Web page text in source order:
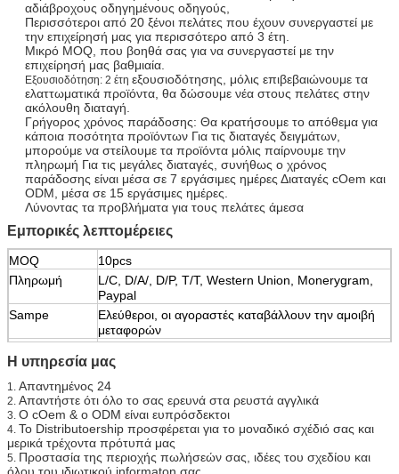
αδιάβροχους οδηγημένους οδηγούς,
Περισσότεροι από 20 ξένοι πελάτες που έχουν συνεργαστεί με
την επιχείρησή μας για περισσότερο από 3 έτη.
Μικρό MOQ, που βοηθά σας για να συνεργαστεί με την
επιχείρησή μας βαθμιαία.
Εξουσιοδότηση: 2 έτη εξουσιοδότησης, μόλις επιβεβαιώνουμε τα
ελαττωματικά προϊόντα, θα δώσουμε νέα στους πελάτες στην
ακόλουθη διαταγή.
Γρήγορος χρόνος παράδοσης: Θα κρατήσουμε το απόθεμα για
κάποια ποσότητα προϊόντων Για τις διαταγές δειγμάτων,
μπορούμε να στείλουμε τα προϊόντα μόλις παίρνουμε την
πληρωμή Για τις μεγάλες διαταγές, συνήθως ο χρόνος
παράδοσης είναι μέσα σε 7 εργάσιμες ημέρες Διαταγές cOem και
ODM, μέσα σε 15 εργάσιμες ημέρες.
Λύνοντας τα προβλήματα για τους πελάτες άμεσα
Εμπορικές λεπτομέρειες
MOQ
10pcs
Πληρωμή
L/C, D/A/, D/P, T/T, Western Union, Monerygram,
Paypal
Sampe
Ελεύθεροι, οι αγοραστές καταβάλλουν την αμοιβή
μεταφορών
Χρόνος
παράδοσης
3-5 ημέρες
Θα κρατήσουμε το απόθεμα για κάποια ποσότητα
προϊόντων
Για τις διαταγές δειγμάτων:
μπορούμε να στείλουμε τα προϊόντα μόλις
Η υπηρεσία μας
1. Απαντημένος 24
2. Απαντήστε ότι όλο το σας ερευνά στα ρευστά αγγλικά
3. Ο cOem & ο ODM είναι ευπρόσδεκτοι
4. Το Distributoership προσφέρεται για το μοναδικό σχέδιό σας και
μερικά τρέχοντα πρότυπά μας
5. Προστασία της περιοχής πωλήσεών σας, ιδέες του σχεδίου και